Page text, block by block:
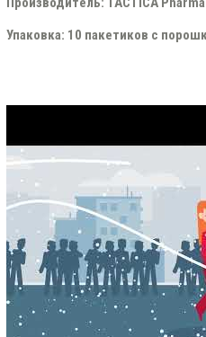
Упаковка: 10 пакетиков с